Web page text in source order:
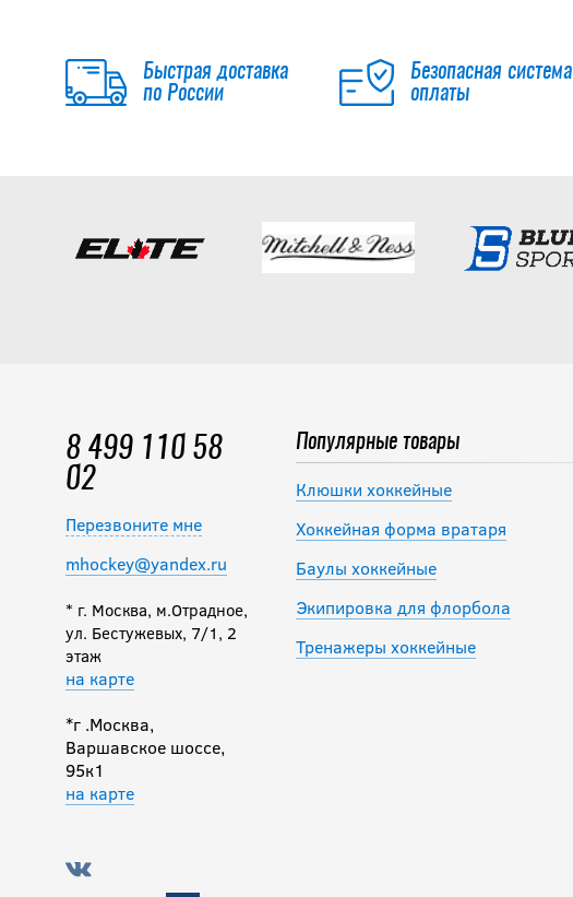
Быстрая доставка
по России
Безопасная система
оплаты
8 499 110 58
02
Перезвоните мне
mhockey@yandex.ru
* г. Москва, м.Отрадное,
ул. Бестужевых, 7/1, 2
этаж
на карте
*г .Москва,
Варшавское шоссе,
95к1
на карте
Популярные товары
Клюшки хоккейные
Хоккейная форма вратаря
Баулы хоккейные
Экипировка для флорбола
Тренажеры хоккейные